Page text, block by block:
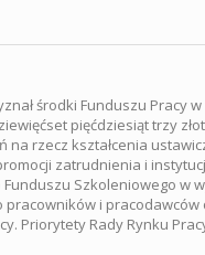
środki Funduszu Pracy
pięćdziesiąt trzy
na rzecz kształcenia
zatrudnienia i
Funduszu Szkoleniowego w
pracowników i
Priorytety Rady Rynku